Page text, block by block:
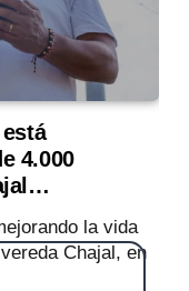
4.000
la vida
Chajal, en